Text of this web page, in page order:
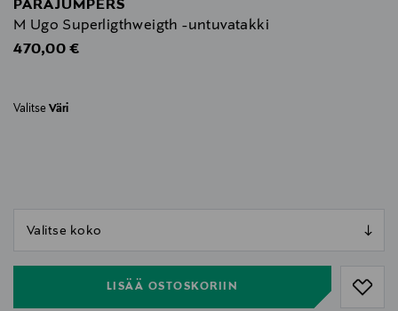
PARAJUMPERS
M Ugo Superligthweigth -untuvatakki
Original Price
470,00 €
Valitse Väri
LISÄÄ OSTOSKORIIN